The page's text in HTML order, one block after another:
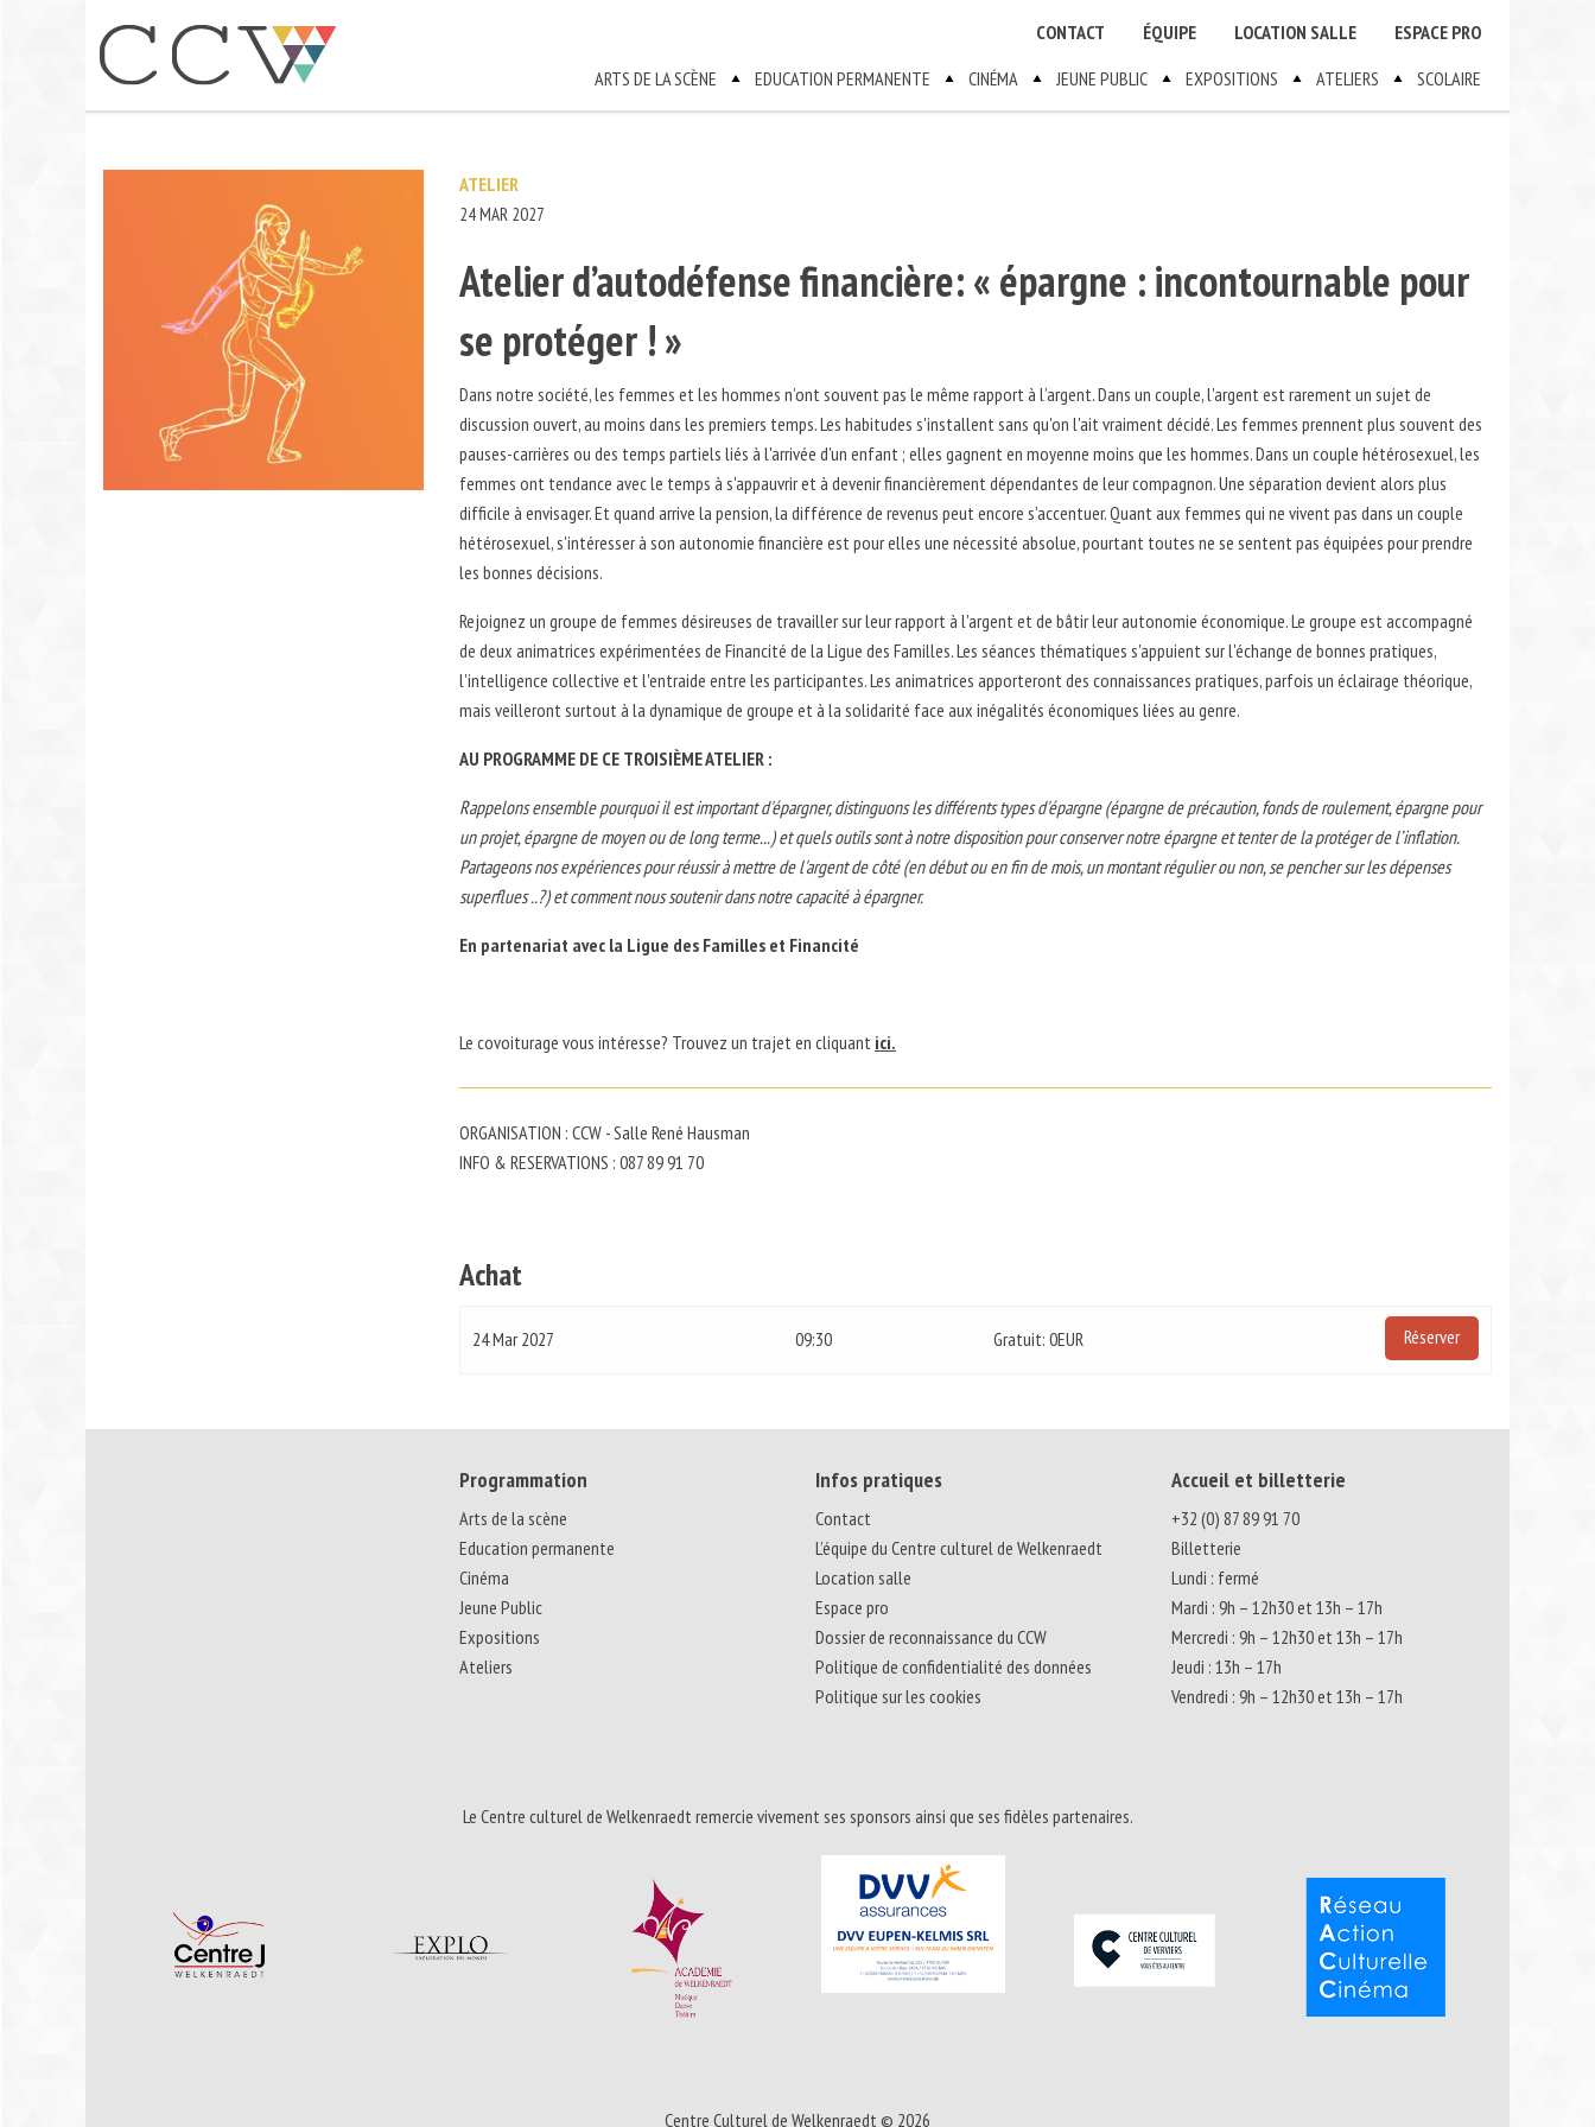
CONTACT ÉQUIPE LOCATION SALLE
ESPACE PRO
ARTS DE LA SCÈNE
EDUCATION PERMANENTE CINÉMA JEUNE PUBLIC EXPOSITIONS ATELIERS SCOLAIRE
ATELIER
24 MAR 2027
Atelier d’autodéfense financière: « épargne : incontournable pour
se protéger ! »
Dans notre société, les femmes et les hommes n’ont souvent pas le même rapport à l’argent. Dans un couple, l'argent est rarement un sujet de
discussion ouvert, au moins dans les premiers temps. Les habitudes s'installent sans qu'on l'ait vraiment décidé. Les femmes prennent plus souvent des
pauses-carrières ou des temps partiels liés à l'arrivée d'un enfant ; elles gagnent en moyenne moins que les hommes. Dans un couple hétérosexuel, les
femmes ont tendance avec le temps à s'appauvrir et à devenir financièrement dépendantes de leur compagnon. Une séparation devient alors plus
difficile à envisager. Et quand arrive la pension, la différence de revenus peut encore s'accentuer. Quant aux femmes qui ne vivent pas dans un couple
hétérosexuel, s'intéresser à son autonomie financière est pour elles une nécessité absolue, pourtant toutes ne se sentent pas équipées pour prendre
les bonnes décisions.
Rejoignez un groupe de femmes désireuses de travailler sur leur rapport à l'argent et de bâtir leur autonomie économique. Le groupe est accompagné
de deux animatrices expérimentées de Financité de la Ligue des Familles. Les séances thématiques s'appuient sur l'échange de bonnes pratiques,
l'intelligence collective et l'entraide entre les participantes. Les animatrices apporteront des connaissances pratiques, parfois un éclairage théorique,
mais veilleront surtout à la dynamique de groupe et à la solidarité face aux inégalités économiques liées au genre.
AU PROGRAMME DE CE TROISIÈME ATELIER :
Rappelons ensemble pourquoi il est important d'épargner, distinguons les différents types d'épargne (épargne de précaution, fonds de roulement, épargne pour
un projet, épargne de moyen ou de long terme...) et quels outils sont à notre disposition pour conserver notre épargne et tenter de la protéger de l’inflation.
Partageons nos expériences pour réussir à mettre de l'argent de côté (en début ou en fin de mois, un montant régulier ou non, se pencher sur les dépenses
superflues ..?) et comment nous soutenir dans notre capacité à épargner.
En partenariat avec la Ligue des Familles et Financité
Le covoiturage vous intéresse? Trouvez un trajet en cliquant ici.
ORGANISATION : CCW - Salle René Hausman
INFO & RESERVATIONS : 087 89 91 70
Achat
24 Mar 2027 09:30 Gratuit: 0EUR Réserver
Programmation
Arts de la scène
Education permanente
Cinéma
Jeune Public
Expositions
Ateliers
Infos pratiques
Contact
L’équipe du Centre culturel de Welkenraedt
Location salle
Espace pro
Dossier de reconnaissance du CCW
Politique de confidentialité des données
Politique sur les cookies
Accueil et billetterie
+32 (0) 87 89 91 70
Billetterie
Lundi : fermé
Mardi : 9h – 12h30 et 13h – 17h
Mercredi : 9h – 12h30 et 13h – 17h
Jeudi : 13h – 17h
Vendredi : 9h – 12h30 et 13h – 17h
Le Centre culturel de Welkenraedt remercie vivement ses sponsors ainsi que ses fidèles partenaires.
Centre Culturel de Welkenraedt © 2026